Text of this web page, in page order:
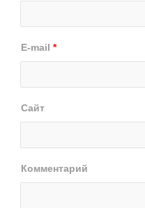
E-mail *
Сайт
Комментарий